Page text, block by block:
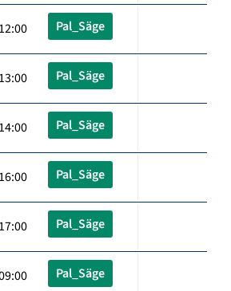
Pal_Säge
Pal_Säge
Pal_Säge
Pal_Säge
Pal_Säge
Pal_Säge